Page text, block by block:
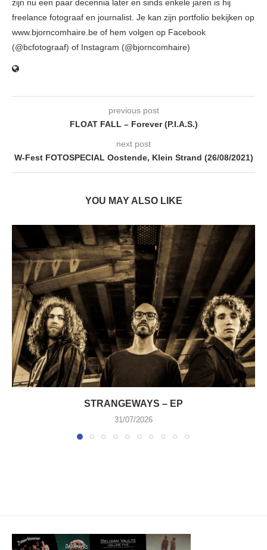
zijn nu een paar decennia later en sinds enkele jaren is hij
freelance fotograaf en journalist. Je kan zijn portfolio bekijken op
www.bjorncomhaire.be of hem volgen op Facebook
(@bcfotograaf) of Instagram (@bjorncomhaire)
previous post
FLOAT FALL – Forever (P.I.A.S.)
next post
W-Fest FOTOSPECIAL Oostende, Klein Strand (26/08/2021)
YOU MAY ALSO LIKE
STRANGEWAYS – EP
31/07/2026